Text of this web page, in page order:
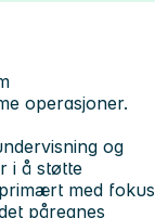
operasjoner.
og
i å støtte
med fokus
påregnes